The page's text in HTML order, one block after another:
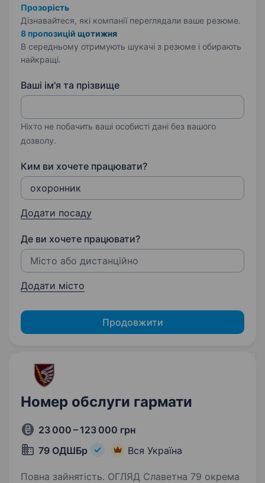
Прозорість
Дізнавайтеся, які компанії переглядали ваше резюме.
8 пропозицій щотижня
В середньому отримують шукачі з резюме і обирають
найкращі.
Ваші ім'я та прізвище
Ніхто не побачить ваші особисті дані без вашого
дозволу.
Ким ви хочете працювати?
Додати посаду
Де ви хочете працювати?
Додати місто
Продовжити
Номер обслуги гармати
23 000 – 123 000 грн
79 ОДШБр
Вся Україна
Повна зайнятість. ОГЛЯД Славетна 79 окрема